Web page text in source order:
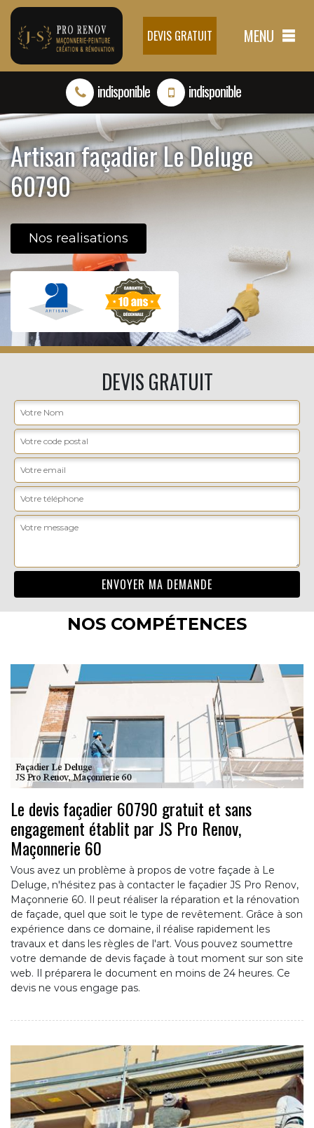
DEVIS GRATUIT MENU
indisponible indisponible
Artisan façadier Le Deluge
60790
Nos realisations
DEVIS GRATUIT
NOS COMPÉTENCES
Le devis façadier 60790 gratuit et sans
engagement établit par JS Pro Renov,
Maçonnerie 60
Vous avez un problème à propos de votre façade à Le
Deluge, n'hésitez pas à contacter le façadier JS Pro Renov,
Maçonnerie 60. Il peut réaliser la réparation et la rénovation
de façade, quel que soit le type de revêtement. Grâce à son
expérience dans ce domaine, il réalise rapidement les
travaux et dans les règles de l'art. Vous pouvez soumettre
votre demande de devis façade à tout moment sur son site
web. Il préparera le document en moins de 24 heures. Ce
devis ne vous engage pas.